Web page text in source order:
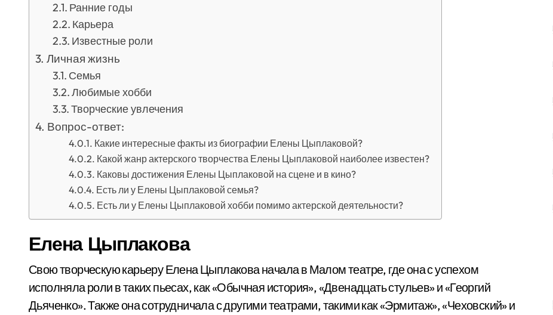
Ранние годы
Карьера
Известные роли
Личная жизнь
Семья
Любимые хобби
Творческие увлечения
Вопрос-ответ:
Какие интересные факты из биографии Елены Цыплаковой?
Какой жанр актерского творчества Елены Цыплаковой наиболее известен?
Каковы достижения Елены Цыплаковой на сцене и в кино?
Есть ли у Елены Цыплаковой семья?
Есть ли у Елены Цыплаковой хобби помимо актерской деятельности?
Елена Цыплакова
Свою творческую карьеру Елена Цыплакова начала в Малом театре, где она с успехом
исполняла роли в таких пьесах, как «Обычная история», «Двенадцать стульев» и «Георгий
Дьяченко». Также она сотрудничала с другими театрами, такими как «Эрмитаж», «Чеховский» и